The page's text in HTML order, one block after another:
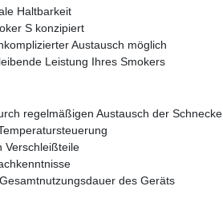
Haltbarkeit
S konzipiert
Austausch möglich
Leistung Ihres Smokers
regelmäßigen Austausch der Schnecke
Verschleißteile
des Geräts